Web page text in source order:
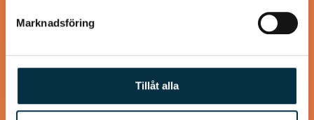
Marknadsföring
Tillåt alla